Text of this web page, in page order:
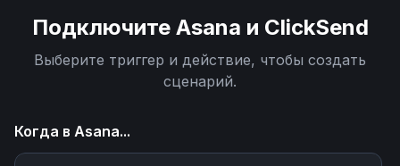
Подключите Asana и ClickSend
Выберите триггер и действие, чтобы создать
сценарий.
Когда в Asana...